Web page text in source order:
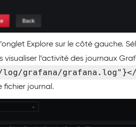
Explore sur le côté gauche.
visualiser l’activité des journaux
grafana/grafana.log"}</
fichier journal.